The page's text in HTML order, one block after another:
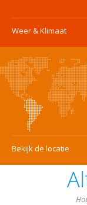
Weer & Klimaat
Bekijk de locatie